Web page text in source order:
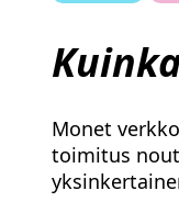
Monet
toimitus